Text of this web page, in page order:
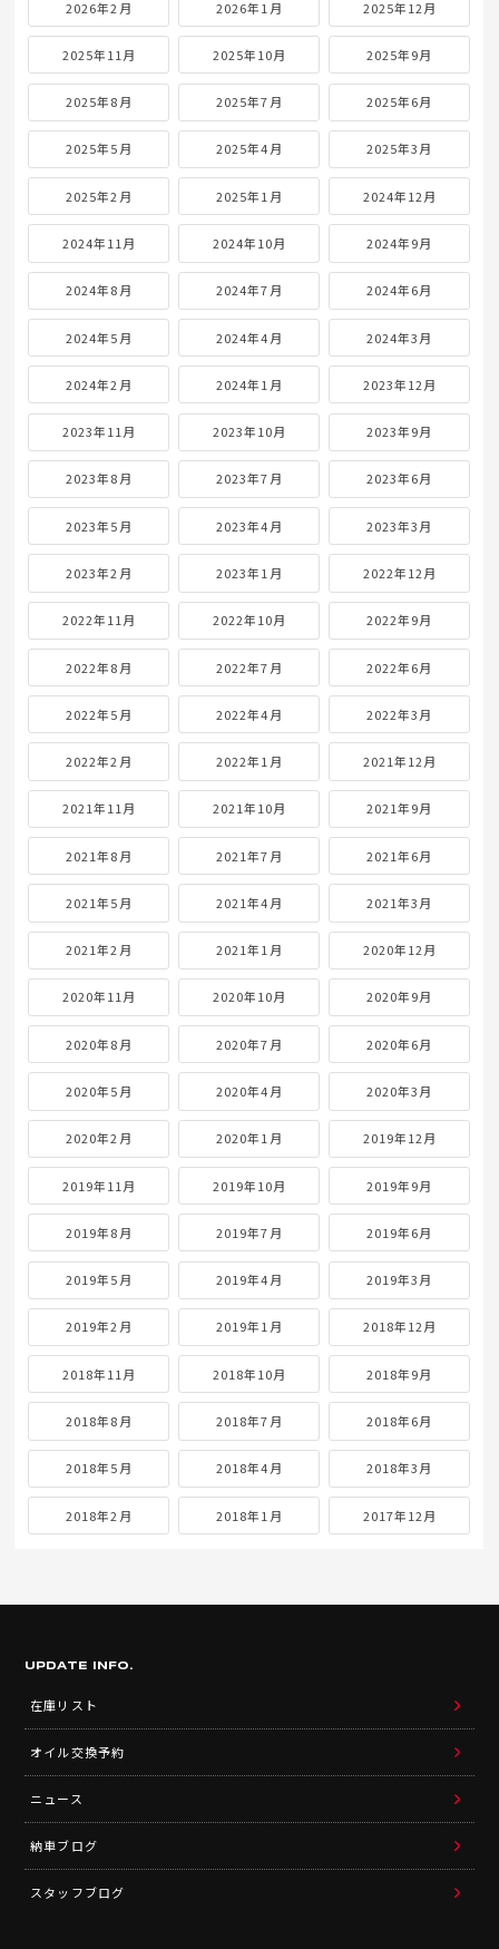
2026年2月 2026年1月 2025年12月
2025年11月 2025年10月 2025年9月
2025年8月 2025年7月 2025年6月
2025年5月 2025年4月 2025年3月
2025年2月 2025年1月 2024年12月
2024年11月 2024年10月 2024年9月
2024年8月 2024年7月 2024年6月
2024年5月 2024年4月 2024年3月
2024年2月 2024年1月 2023年12月
2023年11月 2023年10月 2023年9月
2023年8月 2023年7月 2023年6月
2023年5月 2023年4月 2023年3月
2023年2月 2023年1月 2022年12月
2022年11月 2022年10月 2022年9月
2022年8月 2022年7月 2022年6月
2022年5月 2022年4月 2022年3月
2022年2月 2022年1月 2021年12月
2021年11月 2021年10月 2021年9月
2021年8月 2021年7月 2021年6月
2021年5月 2021年4月 2021年3月
2021年2月 2021年1月 2020年12月
2020年11月 2020年10月 2020年9月
2020年8月 2020年7月 2020年6月
2020年5月 2020年4月 2020年3月
2020年2月 2020年1月 2019年12月
2019年11月 2019年10月 2019年9月
2019年8月 2019年7月 2019年6月
2019年5月 2019年4月 2019年3月
2019年2月 2019年1月 2018年12月
2018年11月 2018年10月 2018年9月
2018年8月 2018年7月 2018年6月
2018年5月 2018年4月 2018年3月
2018年2月 2018年1月 2017年12月
UPDATE INFO.
在庫リスト
オイル交換予約
ニュース
納車ブログ
スタッフブログ